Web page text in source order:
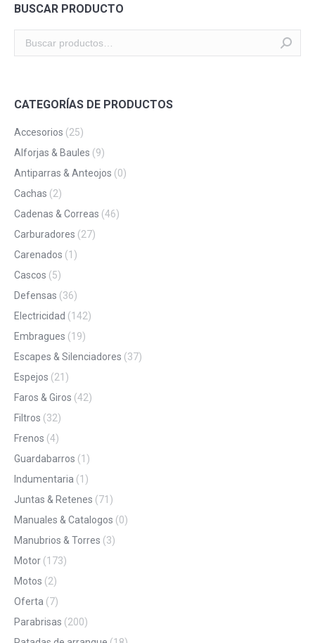
BUSCAR PRODUCTO
CATEGORÍAS DE PRODUCTOS
Accesorios (25)
Alforjas & Baules (9)
Antiparras & Anteojos (0)
Cachas (2)
Cadenas & Correas (46)
Carburadores (27)
Carenados (1)
Cascos (5)
Defensas (36)
Electricidad (142)
Embragues (19)
Escapes & Silenciadores (37)
Espejos (21)
Faros & Giros (42)
Filtros (32)
Frenos (4)
Guardabarros (1)
Indumentaria (1)
Juntas & Retenes (71)
Manuales & Catalogos (0)
Manubrios & Torres (3)
Motor (173)
Motos (2)
Oferta (7)
Parabrisas (200)